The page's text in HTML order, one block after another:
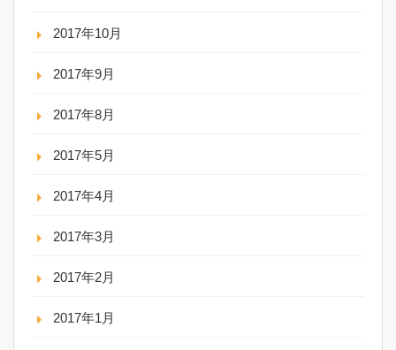
2017年10月
2017年9月
2017年8月
2017年5月
2017年4月
2017年3月
2017年2月
2017年1月